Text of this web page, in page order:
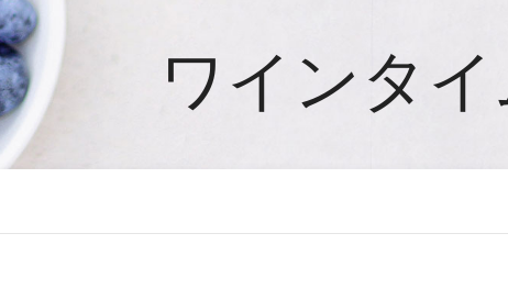
ワインタ